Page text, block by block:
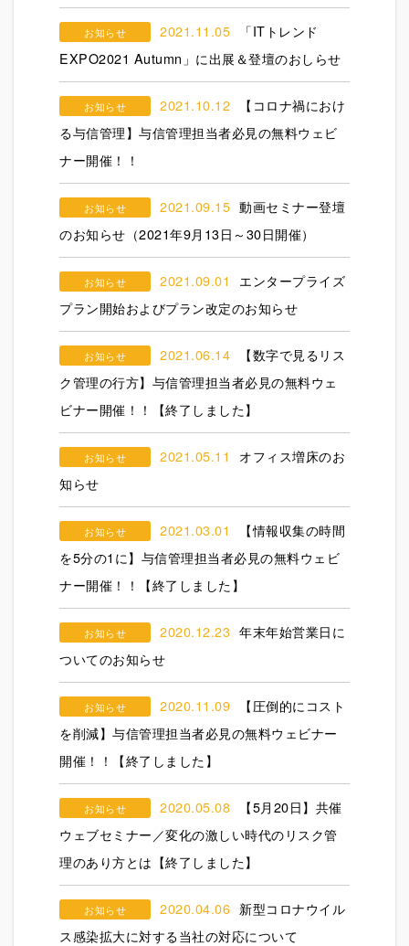
お知らせ 2021.11.05
「ITトレンド
EXPO2021 Autumn」に出展＆登壇のおしらせ
お知らせ 2021.10.12
【コロナ禍におけ
る与信管理】与信管理担当者必見の無料ウェビ
ナー開催！！
お知らせ 2021.09.15 動画セミナー登壇
のお知らせ（2021年9月13日～30日開催）
お知らせ 2021.09.01
エンタープライズ
プラン開始およびプラン改定のお知らせ
お知らせ 2021.06.14
【数字で見るリス
ク管理の行方】与信管理担当者必見の無料ウェ
ビナー開催！！【終了しました】
お知らせ 2021.05.11
オフィス増床のお
知らせ
お知らせ 2021.03.01
【情報収集の時間
を5分の1に】与信管理担当者必見の無料ウェビ
ナー開催！！【終了しました】
お知らせ 2020.12.23 年末年始営業日に
ついてのお知らせ
お知らせ 2020.11.09
【圧倒的にコスト
を削減】与信管理担当者必見の無料ウェビナー
開催！！【終了しました】
お知らせ 2020.05.08
【5月20日】共催
ウェブセミナー／変化の激しい時代のリスク管
理のあり方とは【終了しました】
お知らせ 2020.04.06 新型コロナウイル
ス感染拡大に対する当社の対応について